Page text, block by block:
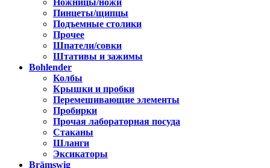
Ножницы/ножи
Пинцеты/щипцы
Подъемные столики
Прочее
Шпатели/совки
Штативы и зажимы
Bohlender
Колбы
Крышки и пробки
Перемешивающие элементы
Пробирки
Прочая лабораторная посуда
Стаканы
Шланги
Эксикаторы
Brämswig